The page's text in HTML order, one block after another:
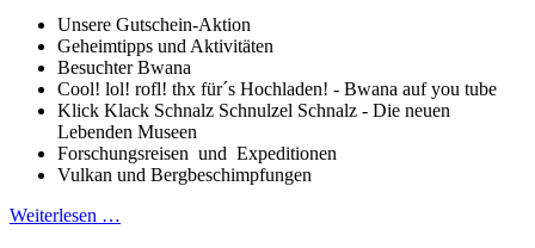
Unsere Gutschein-Aktion
Geheimtipps und Aktivitäten
Besuchter Bwana
Cool! lol! rofl! thx für´s Hochladen! - Bwana auf you tube
Klick Klack Schnalz Schnulzel Schnalz - Die neuen
Lebenden Museen
Forschungsreisen und Expeditionen
Vulkan und Bergbeschimpfungen
Weiterlesen …